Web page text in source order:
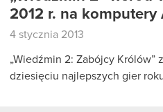
2012 r. na komputery
4 stycznia 2013
„Wiedźmin 2: Zabójcy Królów”
dziesięciu najlepszych gier